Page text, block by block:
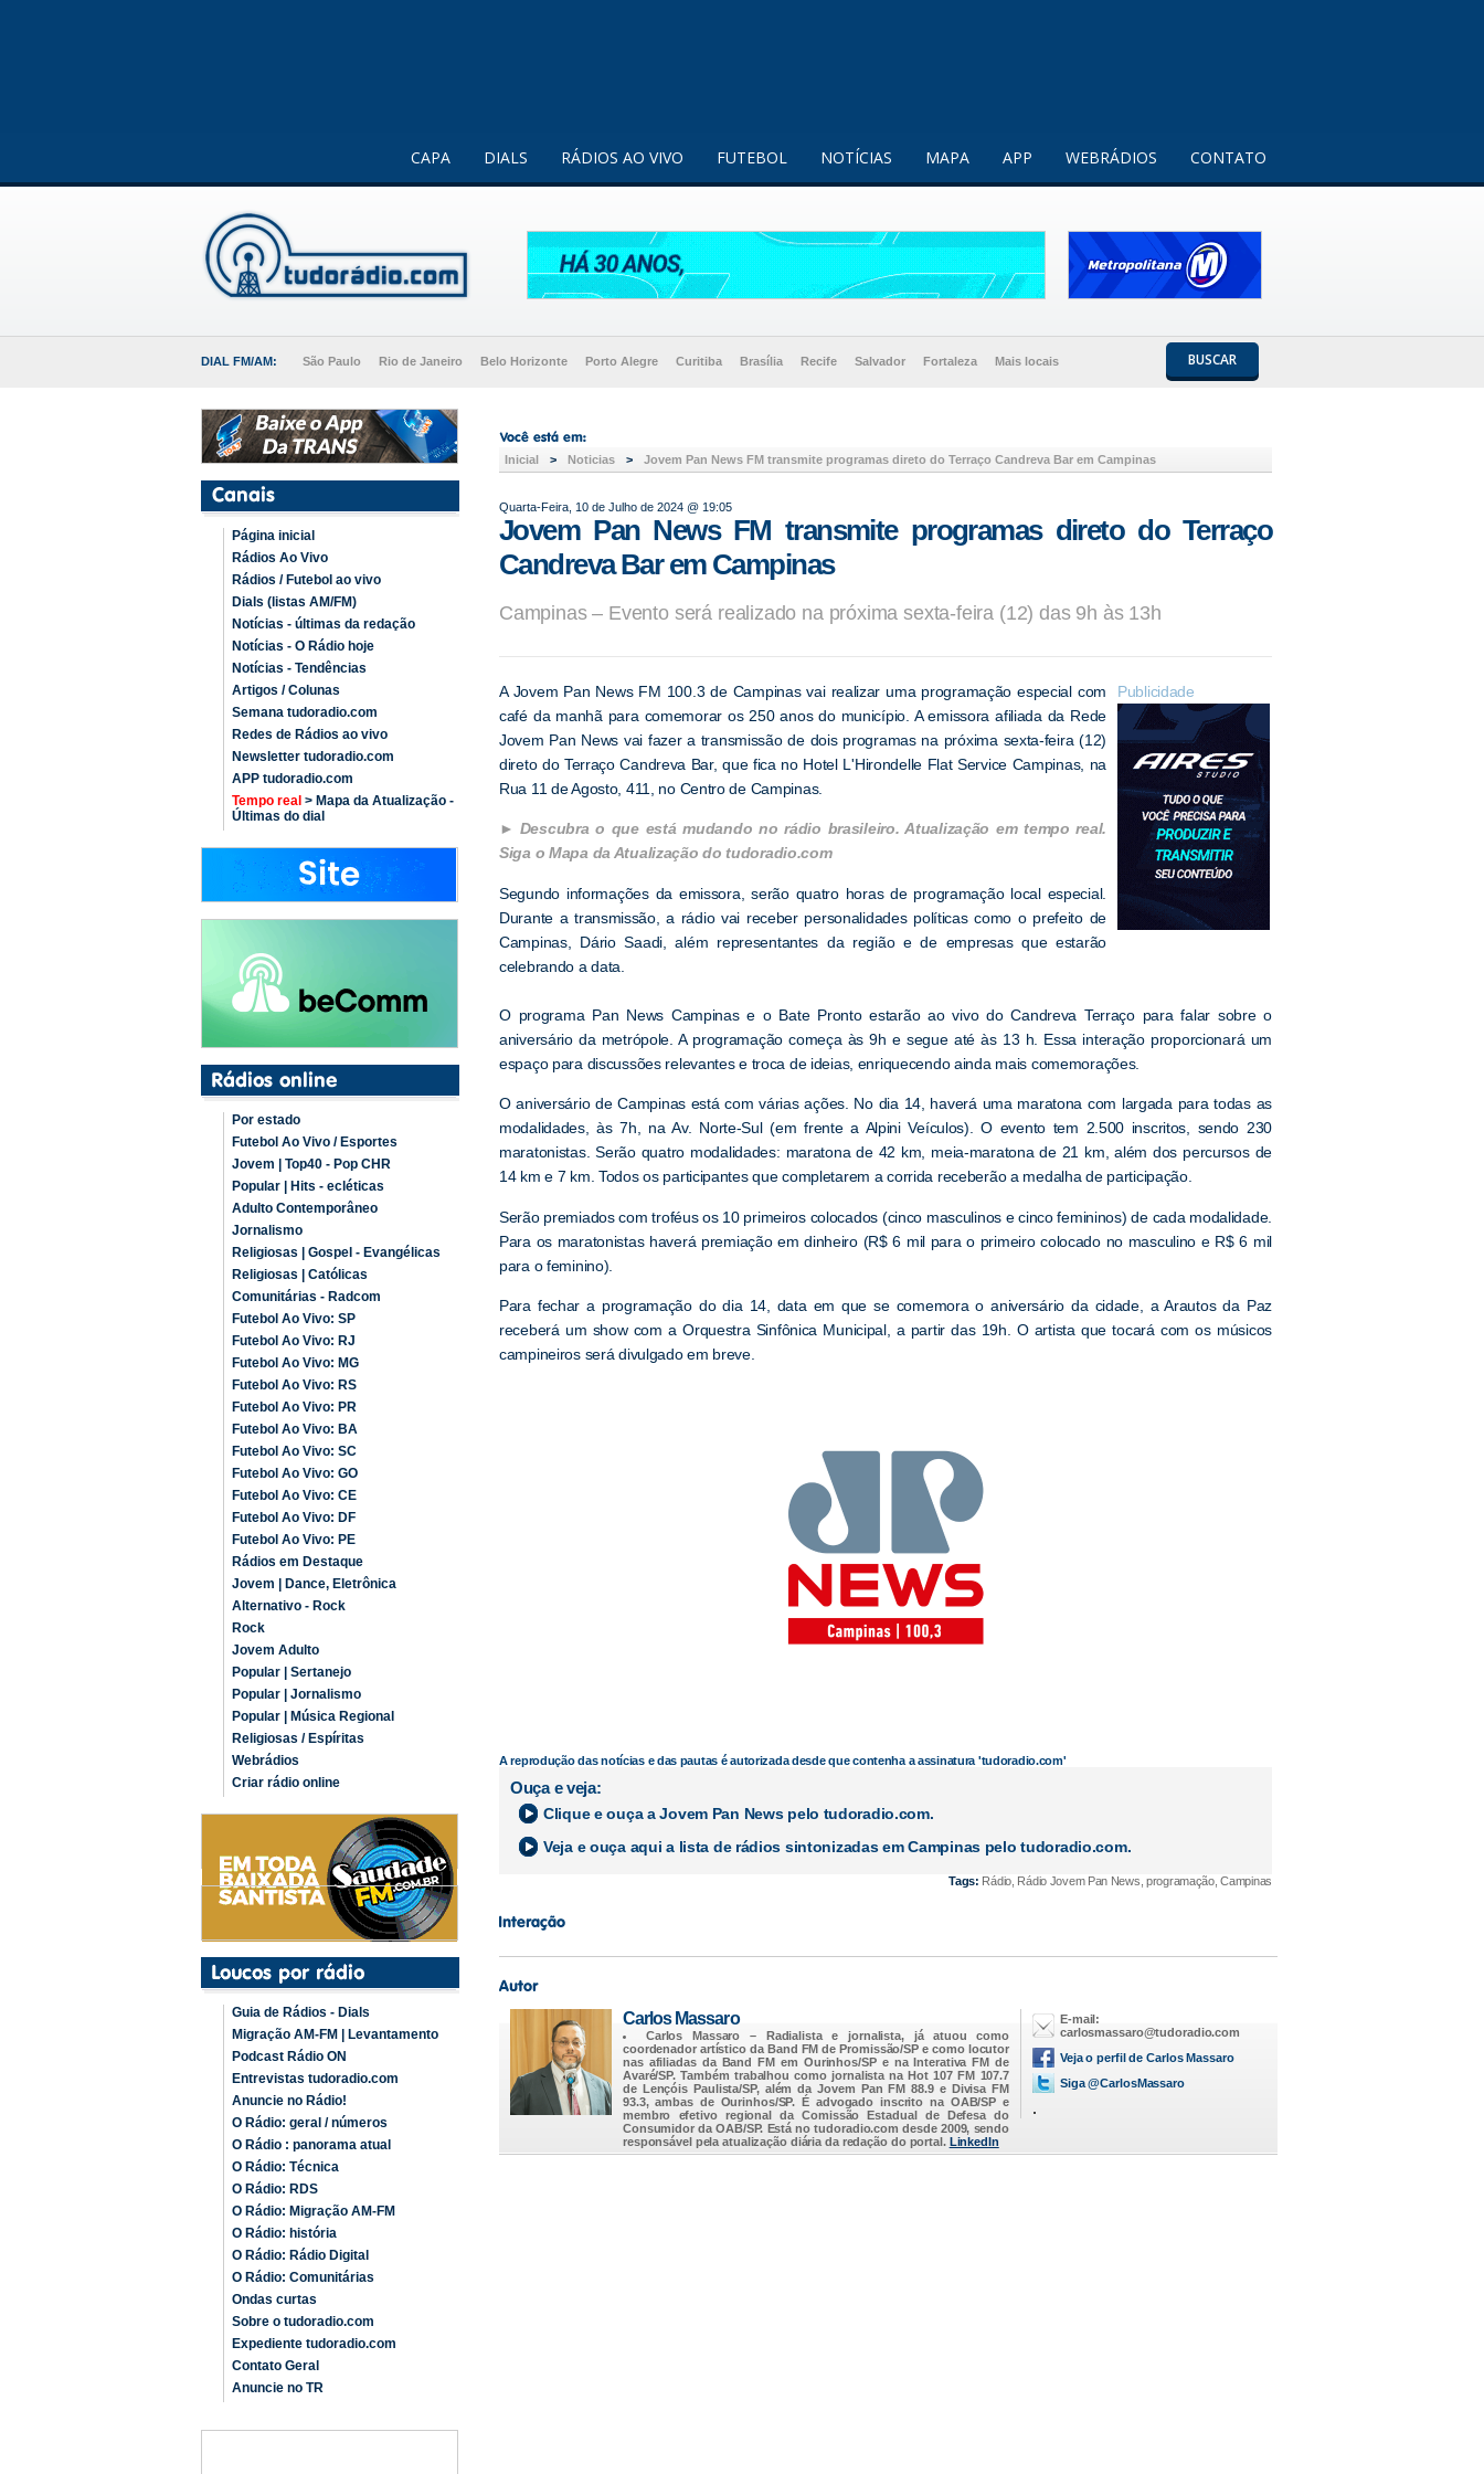
CAPA DIALS RÁDIOS AO VIVO FUTEBOL NOTÍCIAS MAPA APP WEBRÁDIOS CONTATO
DIAL FM/AM: São Paulo Rio de Janeiro Belo Horizonte Porto Alegre Curitiba Brasília Recife Salvador Fortaleza Mais locais BUSCAR
Página inicial
Rádios Ao Vivo
Rádios / Futebol ao vivo
Dials (listas AM/FM)
Notícias - últimas da redação
Notícias - O Rádio hoje
Notícias - Tendências
Artigos / Colunas
Semana tudoradio.com
Redes de Rádios ao vivo
Newsletter tudoradio.com
APP tudoradio.com
Tempo real > Mapa da Atualização -
Últimas do dial
Por estado
Futebol Ao Vivo / Esportes
Jovem | Top40 - Pop CHR
Popular | Hits - ecléticas
Adulto Contemporâneo
Jornalismo
Religiosas | Gospel - Evangélicas
Religiosas | Católicas
Comunitárias - Radcom
Futebol Ao Vivo: SP
Futebol Ao Vivo: RJ
Futebol Ao Vivo: MG
Futebol Ao Vivo: RS
Futebol Ao Vivo: PR
Futebol Ao Vivo: BA
Futebol Ao Vivo: SC
Futebol Ao Vivo: GO
Futebol Ao Vivo: CE
Futebol Ao Vivo: DF
Futebol Ao Vivo: PE
Rádios em Destaque
Jovem | Dance, Eletrônica
Alternativo - Rock
Rock
Jovem Adulto
Popular | Sertanejo
Popular | Jornalismo
Popular | Música Regional
Religiosas / Espíritas
Webrádios
Criar rádio online
Guia de Rádios - Dials
Migração AM-FM | Levantamento
Podcast Rádio ON
Entrevistas tudoradio.com
Anuncie no Rádio!
O Rádio: geral / números
O Rádio : panorama atual
O Rádio: Técnica
O Rádio: RDS
O Rádio: Migração AM-FM
O Rádio: história
O Rádio: Rádio Digital
O Rádio: Comunitárias
Ondas curtas
Sobre o tudoradio.com
Expediente tudoradio.com
Contato Geral
Anuncie no TR
Inicial > Noticias > Jovem Pan News FM transmite programas direto do Terraço Candreva Bar em Campinas
Quarta-Feira, 10 de Julho de 2024 @ 19:05
Jovem Pan News FM transmite programas direto do Terraço
Candreva Bar em Campinas
Campinas – Evento será realizado na próxima sexta-feira (12) das 9h às 13h
Publicidade
A Jovem Pan News FM 100.3 de Campinas vai realizar uma programação especial com
café da manhã para comemorar os 250 anos do município. A emissora afiliada da Rede
Jovem Pan News vai fazer a transmissão de dois programas na próxima sexta-feira (12)
direto do Terraço Candreva Bar, que fica no Hotel L'Hirondelle Flat Service Campinas, na
Rua 11 de Agosto, 411, no Centro de Campinas.
Descubra o que está mudando no rádio brasileiro. Atualização em tempo real.
Siga o Mapa da Atualização do tudoradio.com
Segundo informações da emissora, serão quatro horas de programação local especial.
Durante a transmissão, a rádio vai receber personalidades políticas como o prefeito de
Campinas, Dário Saadi, além representantes da região e de empresas que estarão
celebrando a data.
O programa Pan News Campinas e o Bate Pronto estarão ao vivo do Candreva Terraço para falar sobre o
aniversário da metrópole. A programação começa às 9h e segue até às 13 h. Essa interação proporcionará um
espaço para discussões relevantes e troca de ideias, enriquecendo ainda mais comemorações.
O aniversário de Campinas está com várias ações. No dia 14, haverá uma maratona com largada para todas as
modalidades, às 7h, na Av. Norte-Sul (em frente a Alpini Veículos). O evento tem 2.500 inscritos, sendo 230
maratonistas. Serão quatro modalidades: maratona de 42 km, meia-maratona de 21 km, além dos percursos de
14 km e 7 km. Todos os participantes que completarem a corrida receberão a medalha de participação.
Serão premiados com troféus os 10 primeiros colocados (cinco masculinos e cinco femininos) de cada modalidade.
Para os maratonistas haverá premiação em dinheiro (R$ 6 mil para o primeiro colocado no masculino e R$ 6 mil
para o feminino).
Para fechar a programação do dia 14, data em que se comemora o aniversário da cidade, a Arautos da Paz
receberá um show com a Orquestra Sinfônica Municipal, a partir das 19h. O artista que tocará com os músicos
campineiros será divulgado em breve.
A reprodução das notícias e das pautas é autorizada desde que contenha a assinatura 'tudoradio.com'
Ouça e veja:
Clique e ouça aJovem Pan Newspelo tudoradio.com.
Veja e ouça aqui a lista de rádios sintonizadas emCampinas pelo tudoradio.com.
Tags: Rádio, Rádio Jovem Pan News, programação, Campinas
Carlos Massaro
Carlos Massaro – Radialista e jornalista, já atuou como
coordenador artístico da Band FM de Promissão/SP e como locutor
nas afiliadas da Band FM em Ourinhos/SP e na Interativa FM de
Avaré/SP. Também trabalhou como jornalista na Hot 107 FM 107.7
de Lençóis Paulista/SP, além da Jovem Pan FM 88.9 e Divisa FM
93.3, ambas de Ourinhos/SP. É advogado inscrito na OAB/SP e
membro efetivo regional da Comissão Estadual de Defesa do
Consumidor da OAB/SP. Está notudoradio.com desde 2009, sendo
responsável pela atualização diária da redação do portal. LinkedIn
E-mail:
carlosmassaro@tudoradio.com
Veja o perfil de Carlos Massaro
Siga @CarlosMassaro
.